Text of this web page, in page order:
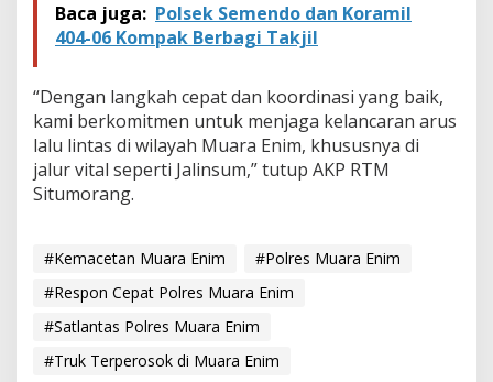
k
Baca juga: Polsek Semendo dan Koramil
404-06 Kompak Berbagi Takjil
“Dengan langkah cepat dan koordinasi yang baik,
kami berkomitmen untuk menjaga kelancaran arus
lalu lintas di wilayah Muara Enim, khususnya di
jalur vital seperti Jalinsum,” tutup AKP RTM
Situmorang.
#Kemacetan Muara Enim
#Polres Muara Enim
#Respon Cepat Polres Muara Enim
#Satlantas Polres Muara Enim
#Truk Terperosok di Muara Enim